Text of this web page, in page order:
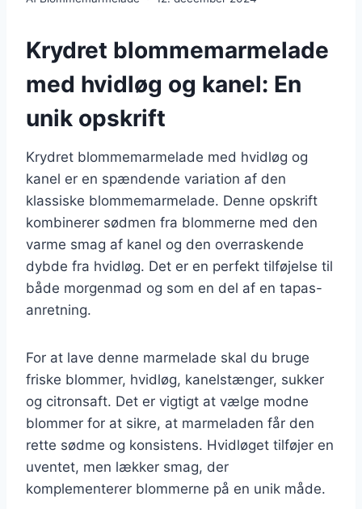
Krydret blommemarmelade
med hvidløg og kanel: En
unik opskrift
Krydret blommemarmelade med hvidløg og
kanel er en spændende variation af den
klassiske blommemarmelade. Denne opskrift
kombinerer sødmen fra blommerne med den
varme smag af kanel og den overraskende
dybde fra hvidløg. Det er en perfekt tilføjelse til
både morgenmad og som en del af en tapas-
anretning.
For at lave denne marmelade skal du bruge
friske blommer, hvidløg, kanelstænger, sukker
og citronsaft. Det er vigtigt at vælge modne
blommer for at sikre, at marmeladen får den
rette sødme og konsistens. Hvidløget tilføjer en
uventet, men lækker smag, der
komplementerer blommerne på en unik måde.